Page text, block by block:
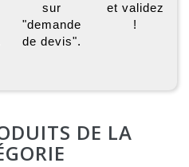
sur
"demande
de devis".
et validez
!
DE LA